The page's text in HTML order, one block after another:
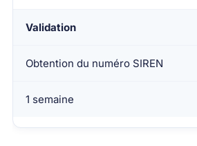
Validation
Obtention du numéro SIREN
1 semaine